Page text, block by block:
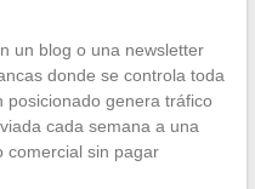
un blog o una newsletter
donde se controla toda
posicionado genera tráfico
cada semana a una
comercial sin pagar